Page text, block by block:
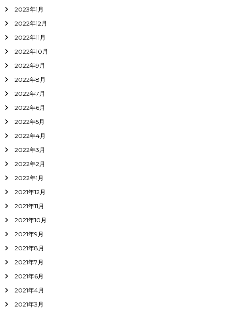
2023年1月
2022年12月
2022年11月
2022年10月
2022年9月
2022年8月
2022年7月
2022年6月
2022年5月
2022年4月
2022年3月
2022年2月
2022年1月
2021年12月
2021年11月
2021年10月
2021年9月
2021年8月
2021年7月
2021年6月
2021年4月
2021年3月